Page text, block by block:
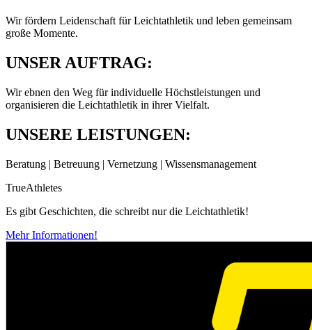
Wir fördern Leidenschaft für Leichtathletik und leben gemeinsam
große Momente.
UNSER AUFTRAG:
Wir ebnen den Weg für individuelle Höchstleistungen und
organisieren die Leichtathletik in ihrer Vielfalt.
UNSERE LEISTUNGEN:
Beratung | Betreuung | Vernetzung | Wissensmanagement
TrueAthletes
Es gibt Geschichten, die schreibt nur die Leichtathletik!
Mehr Informationen!